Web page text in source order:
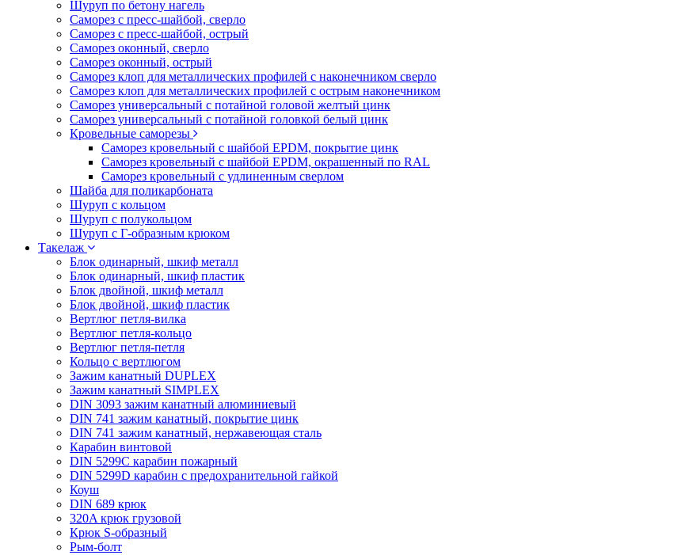
Шуруп по бетону нагель
Саморез с пресс-шайбой, сверло
Саморез с пресс-шайбой, острый
Саморез оконный, сверло
Саморез оконный, острый
Саморез клоп для металлических профилей с наконечником сверло
Саморез клоп для металлических профилей с острым наконечником
Саморез универсальный с потайной головой желтый цинк
Саморез универсальный с потайной головкой белый цинк
Кровельные саморезы
Саморез кровельный с шайбой EPDM, покрытие цинк
Саморез кровельный с шайбой EPDM, окрашенный по RAL
Саморез кровельный с удлиненным сверлом
Шайба для поликарбоната
Шуруп с кольцом
Шуруп с полукольцом
Шуруп с Г-образным крюком
Такелаж
Блок одинарный, шкиф металл
Блок одинарный, шкиф пластик
Блок двойной, шкиф металл
Блок двойной, шкиф пластик
Вертлюг петля-вилка
Вертлюг петля-кольцо
Вертлюг петля-петля
Кольцо с вертлюгом
Зажим канатный DUPLEX
Зажим канатный SIMPLEX
DIN 3093 зажим канатный алюминиевый
DIN 741 зажим канатный, покрытие цинк
DIN 741 зажим канатный, нержавеющая сталь
Карабин винтовой
DIN 5299C карабин пожарный
DIN 5299D карабин с предохранительной гайкой
Коуш
DIN 689 крюк
320A крюк грузовой
Крюк S-образный
Рым-болт